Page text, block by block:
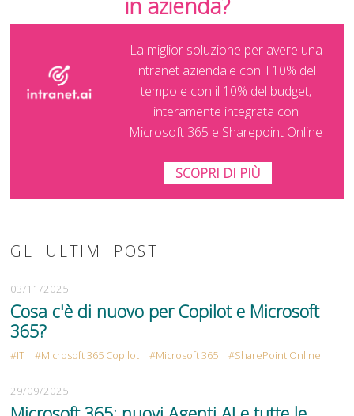
in azienda?
La miglior soluzione per avere una
intranet aziendale con il 10% del
tempo e con il 10% del budget,
interamente integrata con
Microsoft 365 e Sharepoint Online
SCOPRI DI PIÙ
GLI ULTIMI POST
03/11/2025
Cosa c'è di nuovo per Copilot e Microsoft
365?
IT Microsoft 365 Copilot Microsoft 365 SharePoint Online
29/09/2025